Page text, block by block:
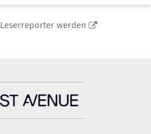
Leserreporter werden